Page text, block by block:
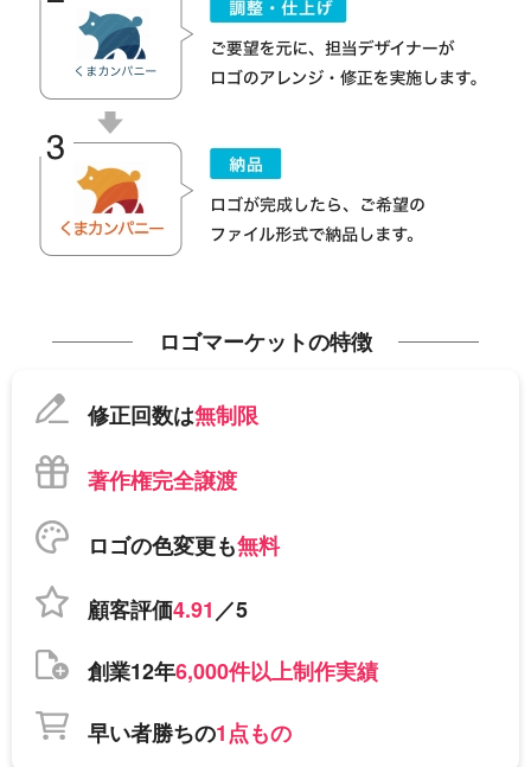
ロゴマーケットの特徴
修正回数は無制限
著作権完全譲渡
ロゴの色変更も無料
顧客評価4.91／5
創業12年6,000件以上制作実績
早い者勝ちの1点もの